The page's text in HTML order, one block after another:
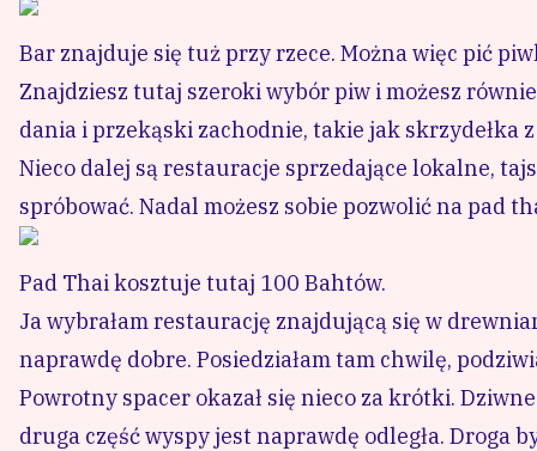
Bar znajduje się tuż przy rzece. Można więc pić
Znajdziesz tutaj szeroki wybór piw i możesz
dania i przekąski zachodnie, takie jak skrzydełka
Nieco dalej są restauracje sprzedające lokalne,
spróbować. Nadal możesz sobie pozwolić na pad
Pad Thai kosztuje tutaj 100 Bahtów.
Ja wybrałam restaurację znajdującą się w
naprawdę dobre. Posiedziałam tam chwilę,
Powrotny spacer okazał się nieco za krótki.
druga część wyspy jest naprawdę odległa. Droga